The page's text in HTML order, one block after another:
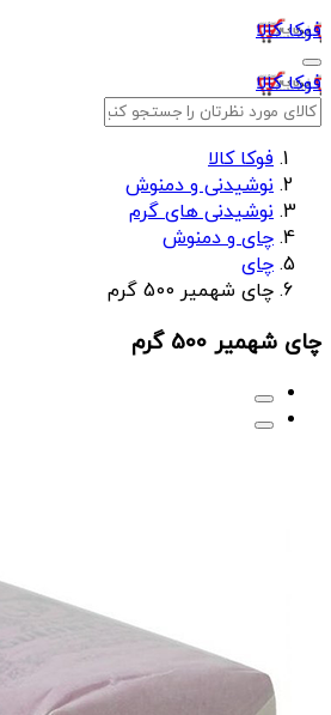
فوکا کالا
فوکا کالا
فوکا کالا
نوشیدنی و دمنوش
نوشیدنی های گرم
چای و دمنوش
چای
چای شهمیر 500 گرم
چای شهمیر 500 گرم